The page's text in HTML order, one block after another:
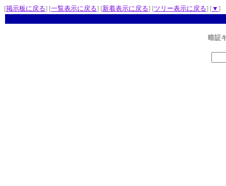
[掲示板に戻る] [一覧表示に戻る] [新着表示に戻る] [ツリー表示に戻る] [▼ ]
暗証